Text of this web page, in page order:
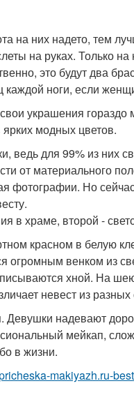
на них надето, тем
на руках. Только
это будут два
каждой ноги, если
украшения
ярких модных цветов.
ведь для 99% из них
от материального
фотографии. Но
храме, второй -
красном в белую
венком из
хной. На
невест из
Девушки надевают
мейкап,
в жизни.
makiyazh.ru-